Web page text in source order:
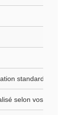
standard
selon vos